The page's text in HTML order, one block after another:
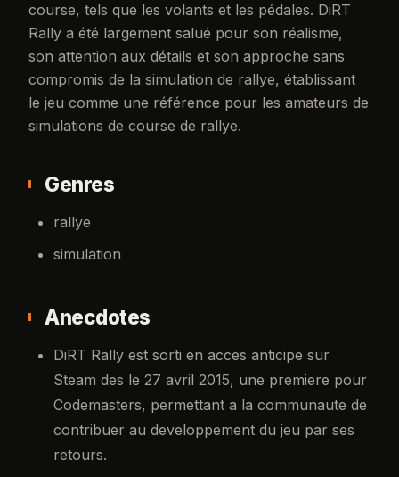
course, tels que les volants et les pédales. DiRT
Rally a été largement salué pour son réalisme,
son attention aux détails et son approche sans
compromis de la simulation de rallye, établissant
le jeu comme une référence pour les amateurs de
simulations de course de rallye.
Genres
rallye
simulation
Anecdotes
DiRT Rally est sorti en acces anticipe sur
Steam des le 27 avril 2015, une premiere pour
Codemasters, permettant a la communaute de
contribuer au developpement du jeu par ses
retours.